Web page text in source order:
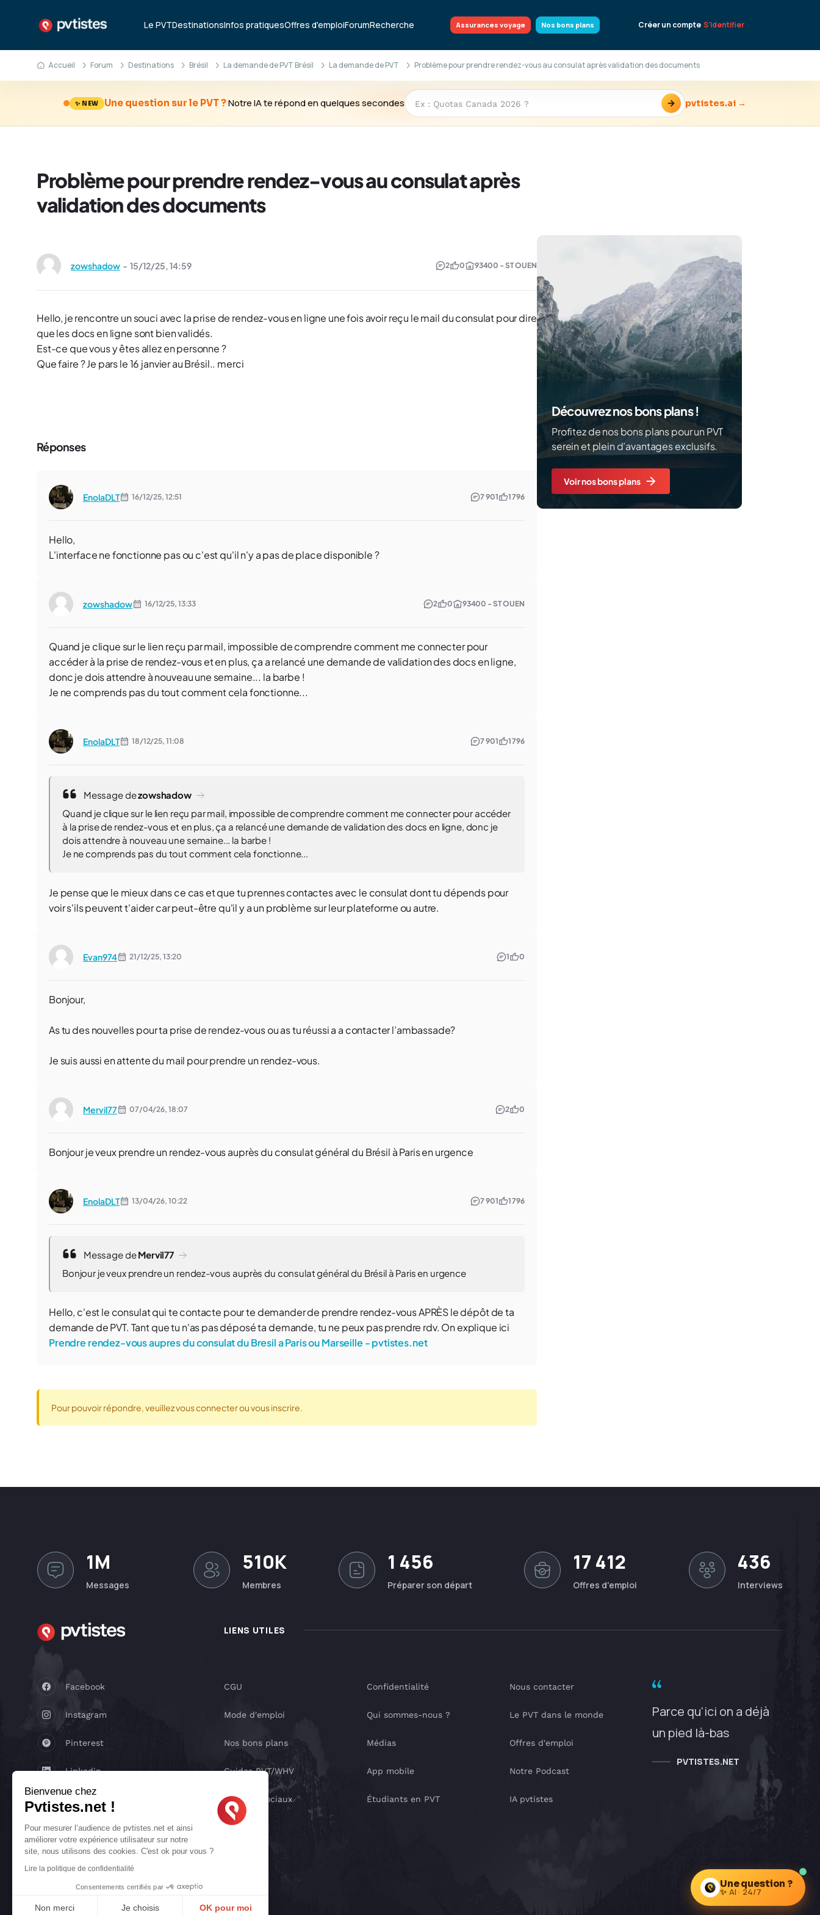
Le PVTDestinationsInfos pratiquesOffres d'emploiForumRecherche Assurances voyage Nos bons plans Créer un compte S'identifier
Accueil Forum Destinations Brésil La demande de PVT Brésil La demande de PVT Problème pour prendre rendez-vous au consulat après validation des documents
✨ NEW Une question sur le PVT ?Notre IA te répond en quelques secondes → pvtistes.ai →
Problème pour prendre rendez-vous au consulat après
validation des documents
zowshadow - 15/12/25, 14:59 2 0 93400 - ST OUEN
Hello, je rencontre un souci avec la prise de rendez-vous en ligne une fois avoir reçu le mail du consulat pour dire
que les docs en ligne sont bien validés.
Est-ce que vous y êtes allez en personne ?
Que faire ? Je pars le 16 janvier au Brésil.. merci
Réponses
EnolaDLT 16/12/25, 12:51 7 901 1 796
Hello,
L'interface ne fonctionne pas ou c'est qu'il n'y a pas de place disponible ?
zowshadow 16/12/25, 13:33 2 0 93400 - ST OUEN
Quand je clique sur le lien reçu par mail, impossible de comprendre comment me connecter pour
accéder à la prise de rendez-vous et en plus, ça a relancé une demande de validation des docs en ligne,
donc je dois attendre à nouveau une semaine... la barbe !
Je ne comprends pas du tout comment cela fonctionne...
EnolaDLT 18/12/25, 11:08 7 901 1 796
Message dezowshadow
Quand je clique sur le lien reçu par mail, impossible de comprendre comment me connecter pour accéder
à la prise de rendez-vous et en plus, ça a relancé une demande de validation des docs en ligne, donc je
dois attendre à nouveau une semaine... la barbe !
Je ne comprends pas du tout comment cela fonctionne...
Je pense que le mieux dans ce cas et que tu prennes contactes avec le consulat dont tu dépends pour
voir s'ils peuvent t'aider car peut-être qu'il y a un problème sur leur plateforme ou autre.
Evan974 21/12/25, 13:20 1 0
Bonjour,
As tu des nouvelles pour ta prise de rendez-vous ou as tu réussi a a contacter l’ambassade?
Je suis aussi en attente du mail pour prendre un rendez-vous.
Mervil77 07/04/26, 18:07 2 0
Bonjour je veux prendre un rendez-vous auprès du consulat général du Brésil à Paris en urgence
EnolaDLT 13/04/26, 10:22 7 901 1 796
Message deMervil77
Bonjour je veux prendre un rendez-vous auprès du consulat général du Brésil à Paris en urgence
Hello, c'est le consulat qui te contacte pour te demander de prendre rendez-vous APRÈS le dépôt de ta
demande de PVT. Tant que tu n'as pas déposé ta demande, tu ne peux pas prendre rdv. On explique ici
Prendre rendez-vous aupres du consulat du Bresil a Paris ou Marseille - pvtistes.net
Pour pouvoir répondre, veuillez vous connecter ou vous inscrire.
Découvrez nos bons plans !
Profitez de nos bons plans pour un PVT
serein et plein d’avantages exclusifs.
Voir nos bons plans
1M
Messages
510K
Membres
1 456
Préparer son départ
17 412
Offres d'emploi
436
Interviews
LIENS UTILES
Facebook
Instagram
Pinterest
Linkedin
X
TikTok
CGU
Mode d'emploi
Nos bons plans
Guides PVT/WHV
Réseaux sociaux
Confidentialité
Qui sommes-nous ?
Médias
App mobile
Étudiants en PVT
Nous contacter
Le PVT dans le monde
Offres d'emploi
Notre Podcast
IA pvtistes
Parce qu'ici on a déjà
un pied là-bas
PVTISTES.NET
Une question ?
✨ AI · 24/7
Bienvenue chez
Pvtistes.net !
Pour mesurer l’audience de pvtistes.net et ainsi
améliorer votre expérience utilisateur sur notre
site, nous utilisons des cookies. C'est ok pour vous ?
Lire la politique de confidentialité
Consentements certifiés par
Non merci Je choisis OK pour moi